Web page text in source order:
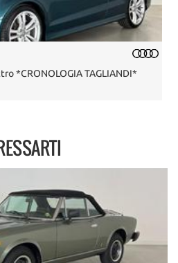
*CRONOLOGIA TAGLIANDI*